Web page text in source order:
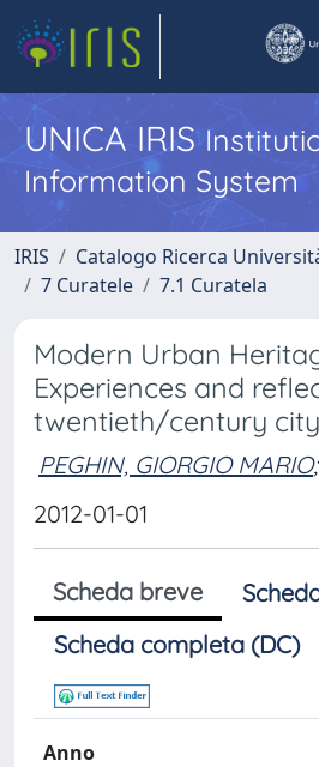
UNICA IRIS
Information System
IRIS
Catalogo Ricerca
7 Curatele
7.1 Curatela
Modern Urban
Experiences and
twentieth/century city
PEGHIN, GIORGIO MARIO;
2012-01-01
Scheda breve
Scheda completa (DC)
Anno